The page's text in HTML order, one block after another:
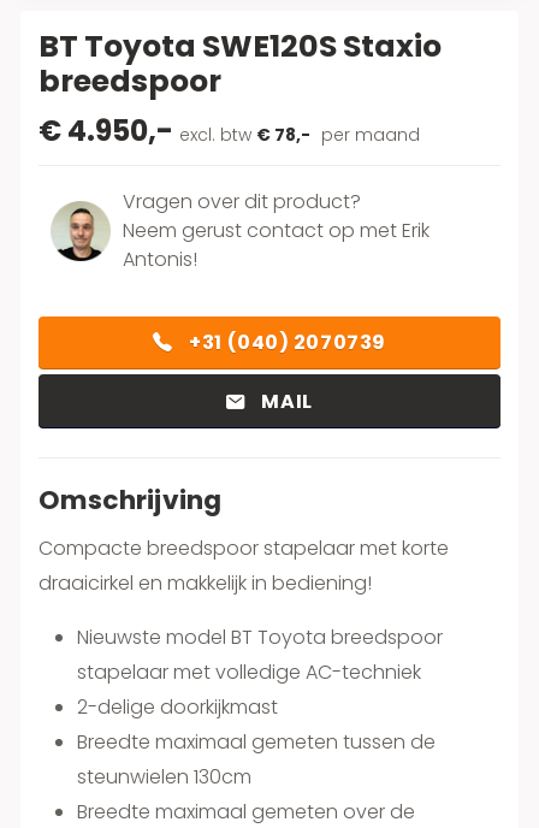
BT Toyota SWE120S Staxio
breedspoor
€ 4.950,- excl. btw € 78,- per maand
Vragen over dit product?
Neem gerust contact op met Erik
Antonis!
+31 (040) 2070739
MAIL
Omschrijving
Compacte breedspoor stapelaar met korte
draaicirkel en makkelijk in bediening!
Nieuwste model BT Toyota breedspoor
stapelaar met volledige AC-techniek
2-delige doorkijkmast
Breedte maximaal gemeten tussen de
steunwielen 130cm
Breedte maximaal gemeten over de